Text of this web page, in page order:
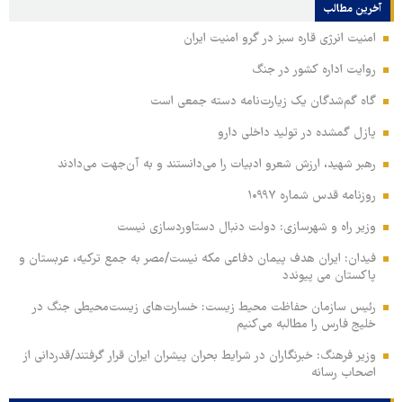
آخرین مطالب
امنیت انرژی قاره سبز در گرو امنیت ایران
روایت اداره کشور در جنگ
گاه گم‌شدگان یک زیارت‌نامه دسته جمعی است
پازل گمشده در تولید داخلی دارو
رهبر شهید، ارزش شعرو ادبیات را می‌دانستند و به آن‌جهت می‌دادند
روزنامه قدس شماره ۱۰۹۹۷
وزیر راه و شهرسازی: دولت دنبال دستاوردسازی نیست
فیدان: ایران هدف پیمان دفاعی مکه نیست/مصر به جمع ترکیه، عربستان و
پاکستان می پیوندد
رئیس سازمان حفاظت محیط زیست: خسارت‌های زیست‌محیطی جنگ در
خلیج فارس را مطالبه‌ می‌کنیم
وزیر فرهنگ: خبرنگاران در شرایط بحران پیشران ایران قرار گرفتند/قدردانی از
اصحاب رسانه